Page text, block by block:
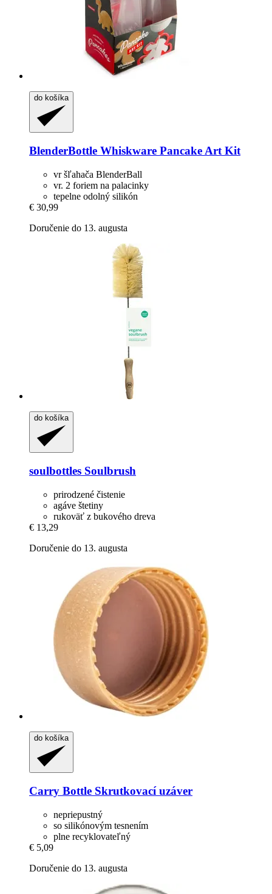
do košíka
BlenderBottle Whiskware Pancake Art Kit
vr šľahača BlenderBall
vr. 2 foriem na palacinky
tepelne odolný silikón
€ 30,99
Doručenie do 13. augusta
do košíka
soulbottles Soulbrush
prirodzené čistenie
agáve štetiny
rukoväť z bukového dreva
€ 13,29
Doručenie do 13. augusta
do košíka
Carry Bottle Skrutkovací uzáver
nepriepustný
so silikónovým tesnením
plne recyklovateľný
€ 5,09
Doručenie do 13. augusta